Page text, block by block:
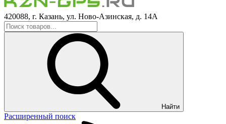
420088, г. Казань, ул. Ново-Азинская, д. 14А
Найти
Расширенный поиск